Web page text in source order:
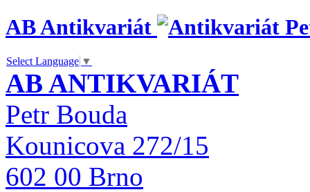
AB Antikvariát
Select Language ▼
AB ANTIKVARIÁT
Petr Bouda
Kounicova 272/15
602 00 Brno